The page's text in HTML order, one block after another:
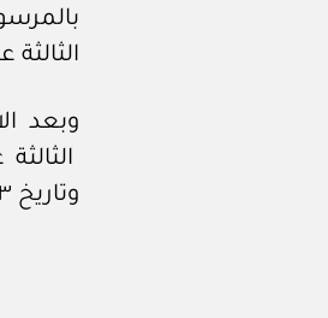
وبعد
وتاريخ ٢٣ / ١١ / ١٤٤٧هـ، على اللائحة التنفيذية لرسوم العقارات الشاغرة.